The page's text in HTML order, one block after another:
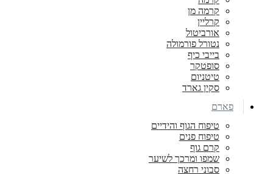
קרמה מן
קרליין
אורביטול
נטורל פורמולה
בייבי כיף
סופטקר
טיטניום
סקין גארד
פארם
טיפוח הגוף והידיים
טיפוח פנים
קרם גוף
שמפו ומרכך לשיער
סבוני רחצה